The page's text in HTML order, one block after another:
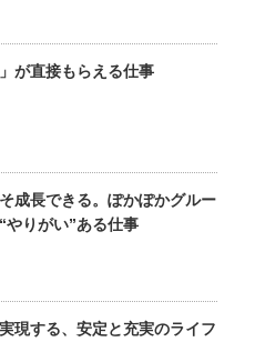
が直接もらえる仕事
成長できる。ぽかぽかグルー
やりがい”ある仕事
現する、安定と充実のライフ